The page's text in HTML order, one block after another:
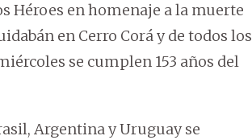
Héroes en homenaje a la muerte
en Cerro Corá y de todos los
se cumplen 153 años del
Argentina y Uruguay se